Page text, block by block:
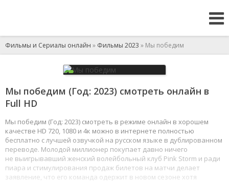
Фильмы и Сериалы онлайн » Фильмы 2023 » Мы победим
Мы победим (Год: 2023) смотреть онлайн в
Full HD
Мы победим (Год: 2023) смотреть в режиме онлайн в хорошем
качестве HD 720, 1080 и 4к можно в интернете полностью
бесплатно с лучшей озвучкой на русском языке в дублированном
переводе. Молодой миллионер покупает давно ничего
не выигрывавший женский волейбольный клуб Pink Storm и ради
пиара и стимулирования продаж билетов на матчи делает
заявление, что его команда одержит в новом сезоне хотя